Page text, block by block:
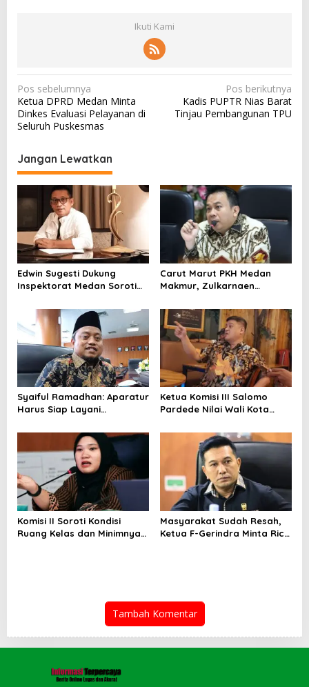
Ikuti Kami
N
a
v
g
a
s
i
p
o
s
Pos sebelumnya
Ketua DPRD Medan Minta
Dinkes Evaluasi Pelayanan di
Seluruh Puskesmas
Pos berikutnya
Kadis PUPTR Nias Barat
Tinjau Pembangunan TPU
Jangan Lewatkan
Edwin Sugesti Dukung
Inspektorat Medan Soroti
Terkait Rendahnya Serapan
Anggaran
Carut Marut PKH Medan
Makmur, Zulkarnaen
Pemko Salurkan Bansos
Syaiful Ramadhan: Aparatur
Harus Siap Layani
Senang
Ketua Komisi III Salomo
Pardede Nilai Wali Kota
Pembangunan Merugi
Setiap Tahun
Komisi II Soroti Kondisi
Ruang Kelas dan Minimnya
Masyarakat Sudah Resah,
Ketua F-Gerindra Minta Rico
Tambah Komentar